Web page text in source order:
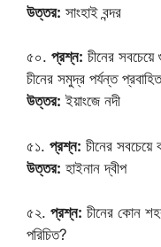
উত্তর: সাংহাই বন্দর
৫০. প্রশ্ন: চীনের সবচেয়ে
চীনের সমুদ্র পর্যন্ত
উত্তর: ইয়াংজে নদী
৫১. প্রশ্ন: চীনের
উত্তর: হাইনান দ্বীপ
৫২. প্রশ্ন: চীনের কোন
পরিচিত?